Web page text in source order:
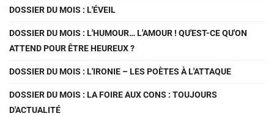
DOSSIER DU MOIS : L'ÉVEIL
DOSSIER DU MOIS : L'HUMOUR… L'AMOUR ! QU'EST-CE QU'ON
ATTEND POUR ÊTRE HEUREUX ?
DOSSIER DU MOIS : L'IRONIE – LES POÈTES À L'ATTAQUE
DOSSIER DU MOIS : LA FOIRE AUX CONS : TOUJOURS
D'ACTUALITÉ